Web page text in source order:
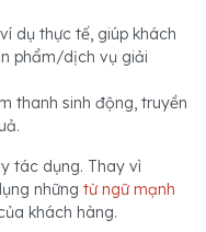
dụ thực tế, giúp khách
phẩm/dịch vụ giải
thanh sinh động, truyền
tác dụng. Thay vì
những từ ngữ mạnh
khách hàng.